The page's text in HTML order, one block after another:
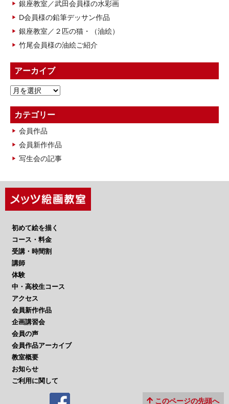
銀座教室／武田会員様の水彩画
D会員様の鉛筆デッサン作品
銀座教室／２匹の猫・（油絵）
竹尾会員様の油絵ご紹介
アーカイブ
ア
カ
イ
ブ
カテゴリー
会員作品
会員新作作品
写生会の記事
初めて絵を描く
コース・料金
受講・時間割
講師
体験
中・高校生コース
アクセス
会員新作作品
企画講習会
会員の声
会員作品アーカイブ
教室概要
お知らせ
ご利用に関して
このページの先頭へ